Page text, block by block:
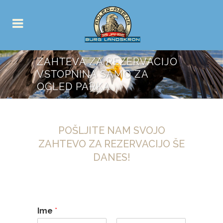
ZAHTEVA ZA REZERVACIJO
VSTOPNINA SAMO ZA
OGLED PARKA
POŠLJITE NAM SVOJO
ZAHTEVO ZA REZERVACIJO ŠE
DANES!
Ime *